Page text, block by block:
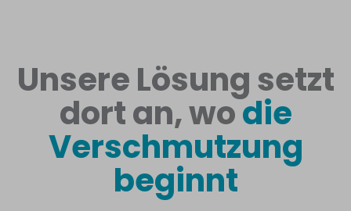
Unsere Lösung setzt
dort an, wodie
Verschmutzung
beginnt